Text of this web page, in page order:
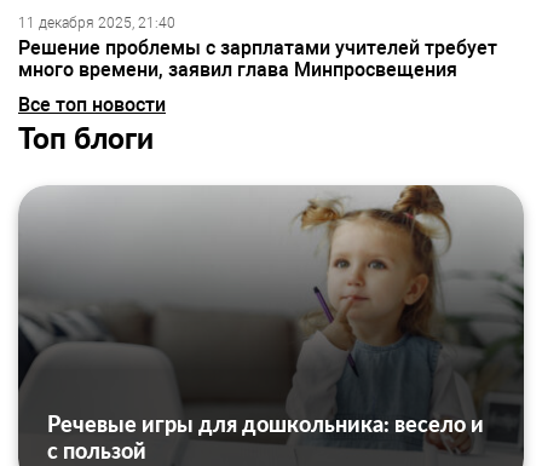
11 декабря 2025, 21:40
Решение проблемы с зарплатами учителей требует
много времени, заявил глава Минпросвещения
Все топ новости
Топ блоги
Речевые игры для дошкольника: весело и
с пользой